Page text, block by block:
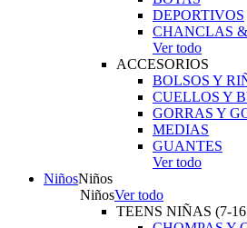
DEPORTIVOS
CHANCLAS
Ver todo
ACCESORIOS
BOLSOS Y
CUELLOS Y
GORRAS Y
MEDIAS
GUANTES
Ver todo
NiñosNiños
NiñosVer todo
TEENS NIÑAS (7-16